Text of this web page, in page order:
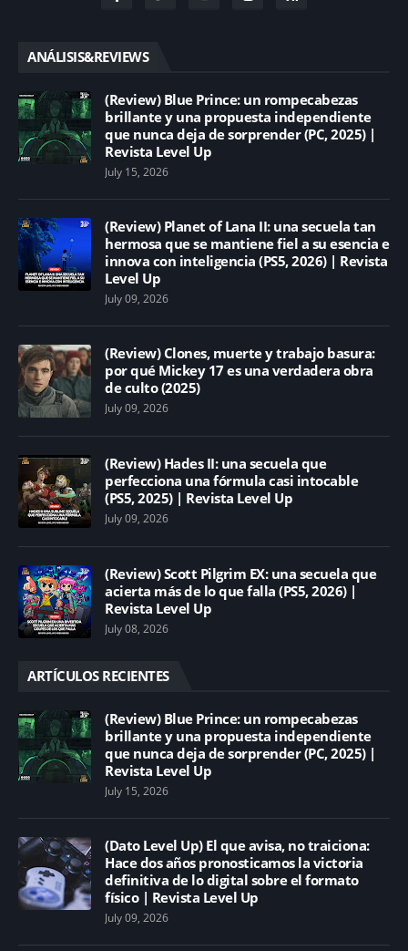
ANÁLISIS&REVIEWS
(Review) Blue Prince: un rompecabezas
brillante y una propuesta independiente
que nunca deja de sorprender (PC, 2025) |
Revista Level Up
July 15, 2026
(Review) Planet of Lana II: una secuela tan
hermosa que se mantiene fiel a su esencia e
innova con inteligencia (PS5, 2026) | Revista
Level Up
July 09, 2026
(Review) Clones, muerte y trabajo basura:
por qué Mickey 17 es una verdadera obra
de culto (2025)
July 09, 2026
(Review) Hades II: una secuela que
perfecciona una fórmula casi intocable
(PS5, 2025) | Revista Level Up
July 09, 2026
(Review) Scott Pilgrim EX: una secuela que
acierta más de lo que falla (PS5, 2026) |
Revista Level Up
July 08, 2026
ARTÍCULOS RECIENTES
(Review) Blue Prince: un rompecabezas
brillante y una propuesta independiente
que nunca deja de sorprender (PC, 2025) |
Revista Level Up
July 15, 2026
(Dato Level Up) El que avisa, no traiciona:
Hace dos años pronosticamos la victoria
definitiva de lo digital sobre el formato
físico | Revista Level Up
July 09, 2026